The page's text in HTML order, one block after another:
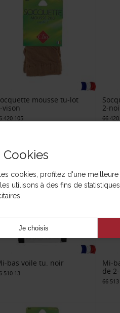
mousse tu-lot
vison
420 105
2-
66
bas voile tu. noir
510 13
Mi-
de
66 513
Cookies
cookies, profitez d'une meilleure
utilisons à des fins de
Je choisis